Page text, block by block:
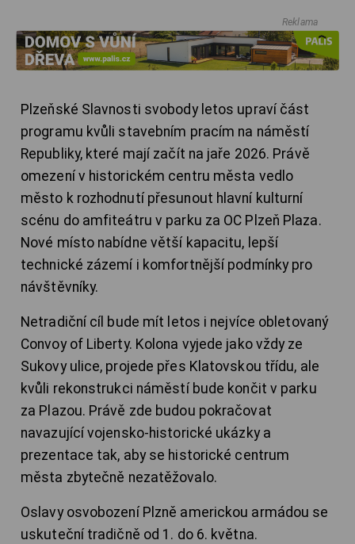
Reklama
Plzeňské Slavnosti svobody letos upraví část
programu kvůli stavebním pracím na náměstí
Republiky, které mají začít na jaře 2026. Právě
omezení v historickém centru města vedlo
město k rozhodnutí přesunout hlavní kulturní
scénu do amfiteátru v parku za OC Plzeň Plaza.
Nové místo nabídne větší kapacitu, lepší
technické zázemí i komfortnější podmínky pro
návštěvníky.
Netradiční cíl bude mít letos i nejvíce obletovaný
Convoy of Liberty. Kolona vyjede jako vždy ze
Sukovy ulice, projede přes Klatovskou třídu, ale
kvůli rekonstrukci náměstí bude končit v parku
za Plazou. Právě zde budou pokračovat
navazující vojensko-historické ukázky a
prezentace tak, aby se historické centrum
města zbytečně nezatěžovalo.
Oslavy osvobození Plzně americkou armádou se
uskuteční tradičně od 1. do 6. května.